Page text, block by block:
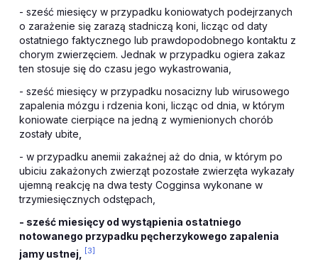
- sześć miesięcy w przypadku koniowatych podejrzanych
o zarażenie się zarazą stadniczą koni, licząc od daty
ostatniego faktycznego lub prawdopodobnego kontaktu z
chorym zwierzęciem. Jednak w przypadku ogiera zakaz
ten stosuje się do czasu jego wykastrowania,
- sześć miesięcy w przypadku nosacizny lub wirusowego
zapalenia mózgu i rdzenia koni, licząc od dnia, w którym
koniowate cierpiące na jedną z wymienionych chorób
zostały ubite,
- w przypadku anemii zakaźnej aż do dnia, w którym po
ubiciu zakażonych zwierząt pozostałe zwierzęta wykazały
ujemną reakcję na dwa testy Cogginsa wykonane w
trzymiesięcznych odstępach,
- sześć miesięcy od wystąpienia ostatniego
notowanego przypadku pęcherzykowego zapalenia
jamy ustnej,
[3]